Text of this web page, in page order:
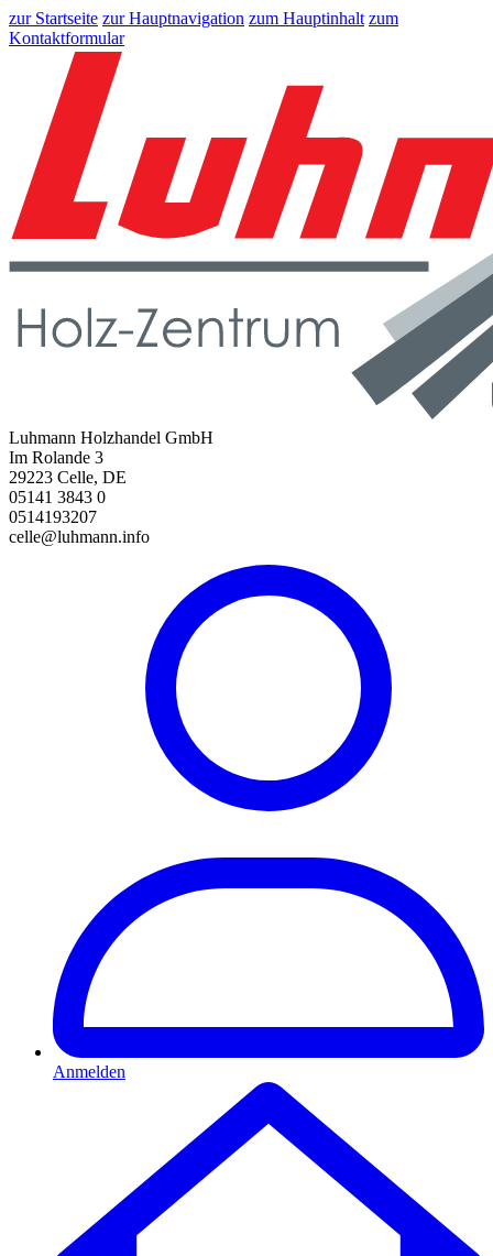
zur Startseite zur Hauptnavigation zum Hauptinhalt zum
Kontaktformular
Luhmann Holzhandel GmbH
Im Rolande 3
29223 Celle, DE
05141 3843 0
0514193207
celle@luhmann.info
Anmelden